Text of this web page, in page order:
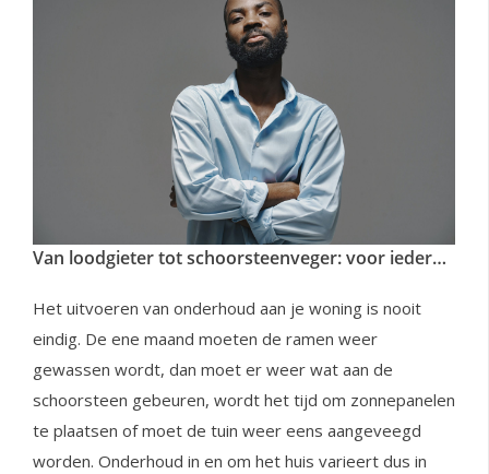
Van loodgieter tot schoorsteenveger: voor iedere klus een specialist!
Het uitvoeren van onderhoud aan je woning is nooit
eindig. De ene maand moeten de ramen weer
gewassen wordt, dan moet er weer wat aan de
schoorsteen gebeuren, wordt het tijd om zonnepanelen
te plaatsen of moet de tuin weer eens aangeveegd
worden. Onderhoud in en om het huis varieert dus in